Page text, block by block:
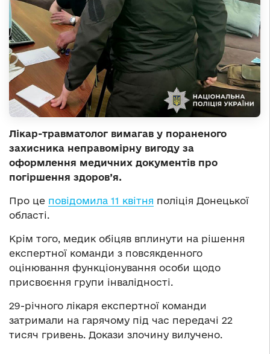
Лікар-травматолог вимагав у пораненого
захисника неправомірну вигоду за
оформлення медичних документів про
погіршення здоров’я.
Про це повідомила 11 квітня поліція Донецької
області.
Крім того, медик обіцяв вплинути на рішення
експертної команди з повсякденного
оцінювання функціонування особи щодо
присвоєння групи інвалідності.
29-річного лікаря експертної команди
затримали на гарячому під час передачі 22
тисяч гривень. Докази злочину вилучено.